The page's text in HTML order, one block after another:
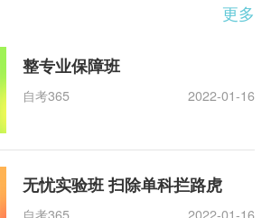
更多
整专业保障班
自考365 2022-01-16
无忧实验班 扫除单科拦路虎